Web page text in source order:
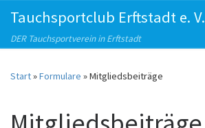
Zum Inhalt springen
Tauchsportclub Erftstadt e. V.
DER Tauchsportverein in Erftstadt
Start»Formulare »Mitgliedsbeiträge